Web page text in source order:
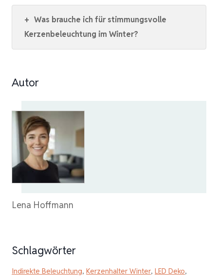
+ Was brauche ich für stimmungsvolle
Kerzenbeleuchtung im Winter?
Autor
Lena Hoffmann
Schlagwörter
Indirekte Beleuchtung, Kerzenhalter Winter, LED Deko,